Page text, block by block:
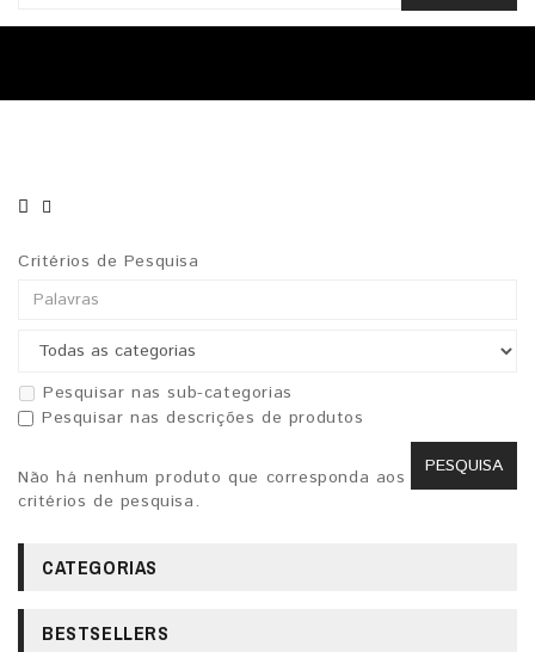
Critérios de Pesquisa
Pesquisar nas sub-categorias
Pesquisar nas descrições de produtos
Não há nenhum produto que corresponda aos
critérios de pesquisa.
CATEGORIAS
BESTSELLERS